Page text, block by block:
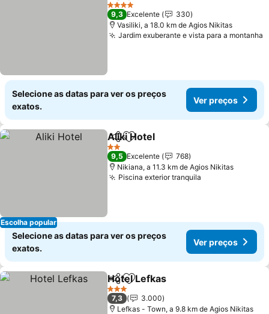
4 Estrelas
9,3 Excelente
330
Vasiliki, a 18.0 km de Agios Nikitas
Jardim exuberante e vista para a montanha
Selecione as datas para ver os preços
exatos.
Ver preços
Escolha popular
PartilharAdicionar aos favoritos
Aliki Hotel
2 Estrelas
9,5 Excelente
768
Nikiana, a 11.3 km de Agios Nikitas
Piscina exterior tranquila
Selecione as datas para ver os preços
exatos.
Ver preços
PartilharAdicionar aos favoritos
Hotel Lefkas
3 Estrelas
7,3
3.000
Lefkas - Town, a 9.8 km de Agios Nikitas